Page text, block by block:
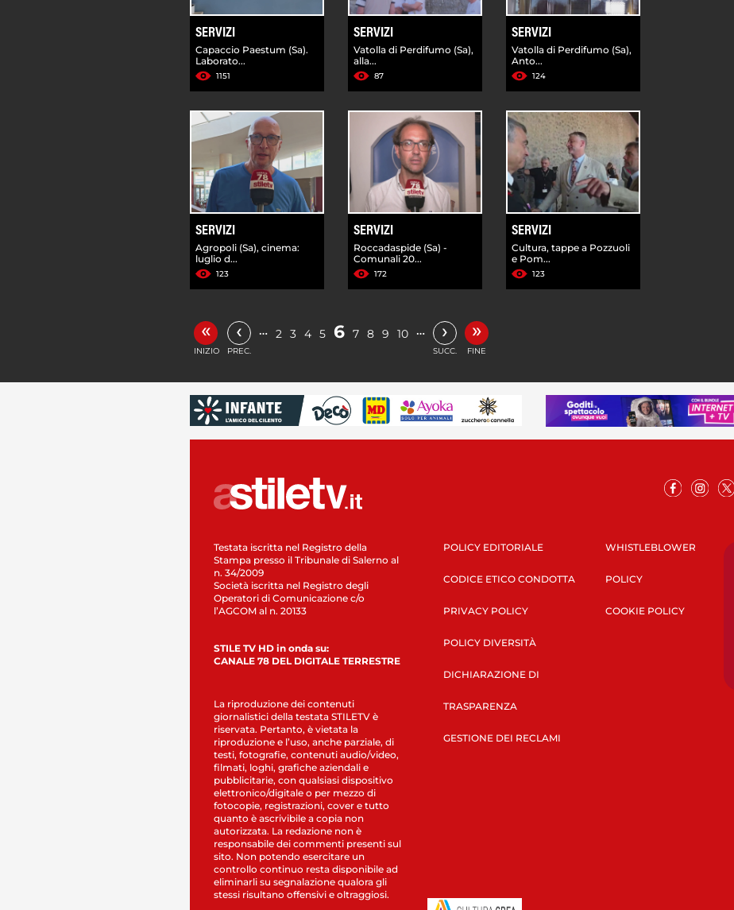
SERVIZI
Capaccio Paestum (Sa).
Laborato...
1151
SERVIZI
Vatolla di Perdifumo (Sa),
alla...
87
SERVIZI
Vatolla di Perdifumo (Sa),
Anto...
124
SERVIZI
Agropoli (Sa), cinema:
luglio d...
123
SERVIZI
Roccadaspide (Sa) -
Comunali 20...
172
SERVIZI
Cultura, tappe a Pozzuoli
e Pom...
123
«
INIZIO
‹
PREC.
… 2 3 4 5 6 7 8 9 10 … ›
SUCC.
»
FINE
Testata iscritta nel Registro della
Stampa presso il Tribunale di Salerno al
n. 34/2009
Società iscritta nel Registro degli
Operatori di Comunicazione c/o
l’AGCOM al n. 20133
STILE TV HD in onda su:
CANALE 78 DEL DIGITALE TERRESTRE
La riproduzione dei contenuti
giornalistici della testata STILETV è
riservata. Pertanto, è vietata la
riproduzione e l’uso, anche parziale, di
testi, fotografie, contenuti audio/video,
filmati, loghi, grafiche aziendali e
pubblicitarie, con qualsiasi dispositivo
elettronico/digitale o per mezzo di
fotocopie, registrazioni, cover e tutto
quanto è ascrivibile a copia non
autorizzata. La redazione non è
responsabile dei commenti presenti sul
sito. Non potendo esercitare un
controllo continuo resta disponibile ad
eliminarli su segnalazione qualora gli
stessi risultano offensivi e oltraggiosi.
POLICY EDITORIALE
CODICE ETICO CONDOTTA
PRIVACY POLICY
POLICY DIVERSITÀ
DICHIARAZIONE DI
TRASPARENZA
GESTIONE DEI RECLAMI
WHISTLEBLOWER
POLICY
COOKIE POLICY